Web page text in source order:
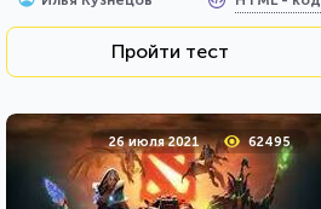
Пройти тест
26 июля 2021 62495